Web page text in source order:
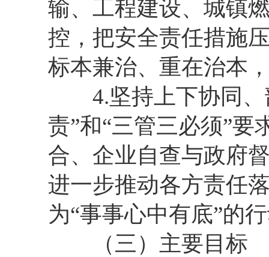
输、工程建设、城镇
控，把安全责任措施
标本兼治、重在治本
4.坚持上下协同、
责”和“三管三必须”
合、企业自查与政府
进一步推动各方责任
为“事事心中有底”的
（三）主要目标